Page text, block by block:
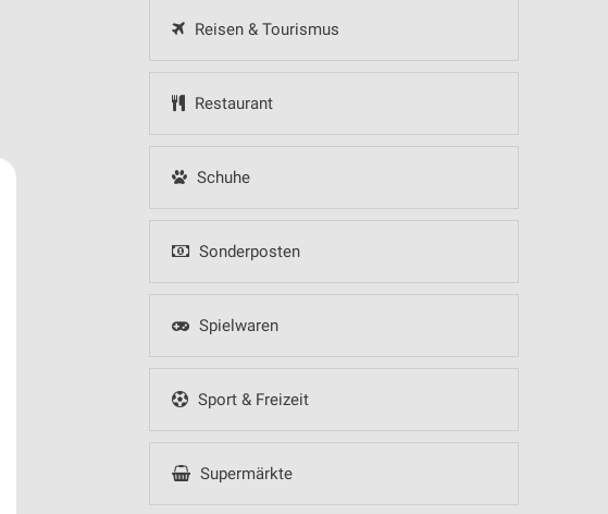
Reisen & Tourismus
Restaurant
Schuhe
Sonderposten
Spielwaren
Sport & Freizeit
Supermärkte